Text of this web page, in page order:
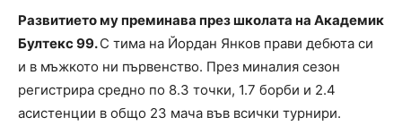
Развитието му преминава през школата на Академик
Бултекс 99.С тима на Йордан Янков прави дебюта си
и в мъжкото ни първенство. През миналия сезон
регистрира средно по 8.3 точки, 1.7 борби и 2.4
асистенции в общо 23 мача във всички турнири.